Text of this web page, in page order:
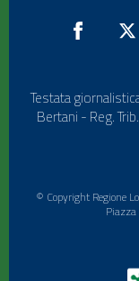
Testata
Bertani - Reg.
© Copyright Regione